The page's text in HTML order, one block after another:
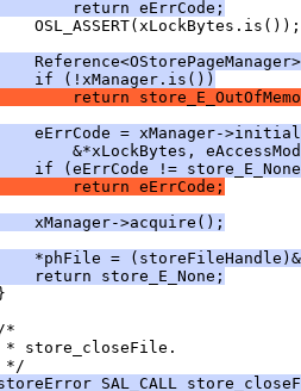
return eErrCode;
if (!xManager.is())
return
eErrCode = xManager-
&*xLockBytes,
if (eErrCode !=
return eErrCode;
xManager->acquire();
*phFile =
return store_E_None;
store_closeFile.
SAL_CALL